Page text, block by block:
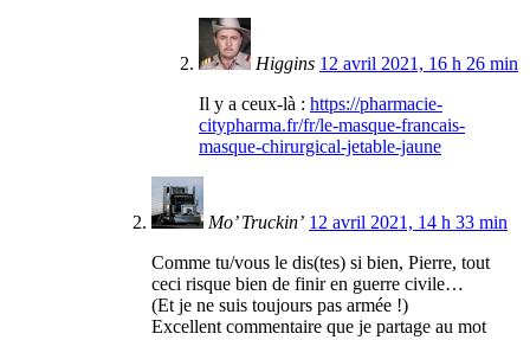
Higgins 12 avril 2021, 16 h 26 min
Il y a ceux-là : https://pharmacie-
citypharma.fr/fr/le-masque-francais-
masque-chirurgical-jetable-jaune
Mo’ Truckin’ 12 avril 2021, 14 h 33 min
Comme tu/vous le dis(tes) si bien, Pierre, tout
ceci risque bien de finir en guerre civile…
(Et je ne suis toujours pas armée !)
Excellent commentaire que je partage au mot